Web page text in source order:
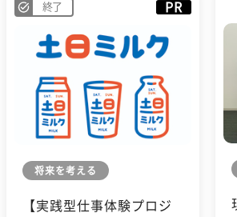
終了 PR
将来を考える
【実践型仕事体験プロジ